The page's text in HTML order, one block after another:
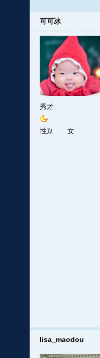
可可冰
秀才
性别 女
lisa_maodou